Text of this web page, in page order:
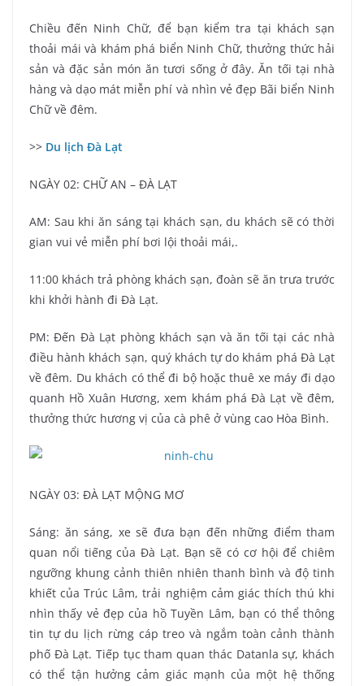
Chiều đến Ninh Chữ, để bạn kiểm tra tại khách sạn
thoải mái và khám phá biển Ninh Chữ, thưởng thức hải
sản và đặc sản món ăn tươi sống ở đây. Ăn tối tại nhà
hàng và dạo mát miễn phí và nhìn vẻ đẹp Bãi biển Ninh
Chữ về đêm.
>> Du lịch Đà Lạt
NGÀY 02: CHỮ AN – ĐÀ LẠT
AM: Sau khi ăn sáng tại khách sạn, du khách sẽ có thời
gian vui vẻ miễn phí bơi lội thoải mái,.
11:00 khách trả phòng khách sạn, đoàn sẽ ăn trưa trước
khi khởi hành đi Đà Lạt.
PM: Đến Đà Lạt phòng khách sạn và ăn tối tại các nhà
điều hành khách sạn, quý khách tự do khám phá Đà Lạt
về đêm. Du khách có thể đi bộ hoặc thuê xe máy đi dạo
quanh Hồ Xuân Hương, xem khám phá Đà Lạt về đêm,
thưởng thức hương vị của cà phê ở vùng cao Hòa Bình.
NGÀY 03: ĐÀ LẠT MỘNG MƠ
Sáng: ăn sáng, xe sẽ đưa bạn đến những điểm tham
quan nổi tiếng của Đà Lạt. Bạn sẽ có cơ hội để chiêm
ngưỡng khung cảnh thiên nhiên thanh bình và độ tinh
khiết của Trúc Lâm, trải nghiệm cảm giác thích thú khi
nhìn thấy vẻ đẹp của hồ Tuyền Lâm, bạn có thể thông
tin tự du lịch rừng cáp treo và ngắm toàn cảnh thành
phố Đà Lạt. Tiếp tục tham quan thác Datanla sự, khách
có thể tận hưởng cảm giác mạnh của một hệ thống